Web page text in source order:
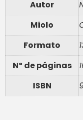
Autor
Miolo
Formato
Nº de páginas
ISBN